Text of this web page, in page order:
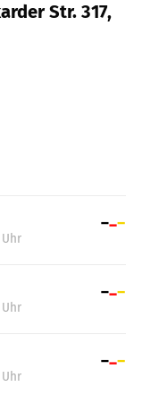
Str. 317,
07:00-22:00
08:00-22:00
Uhr